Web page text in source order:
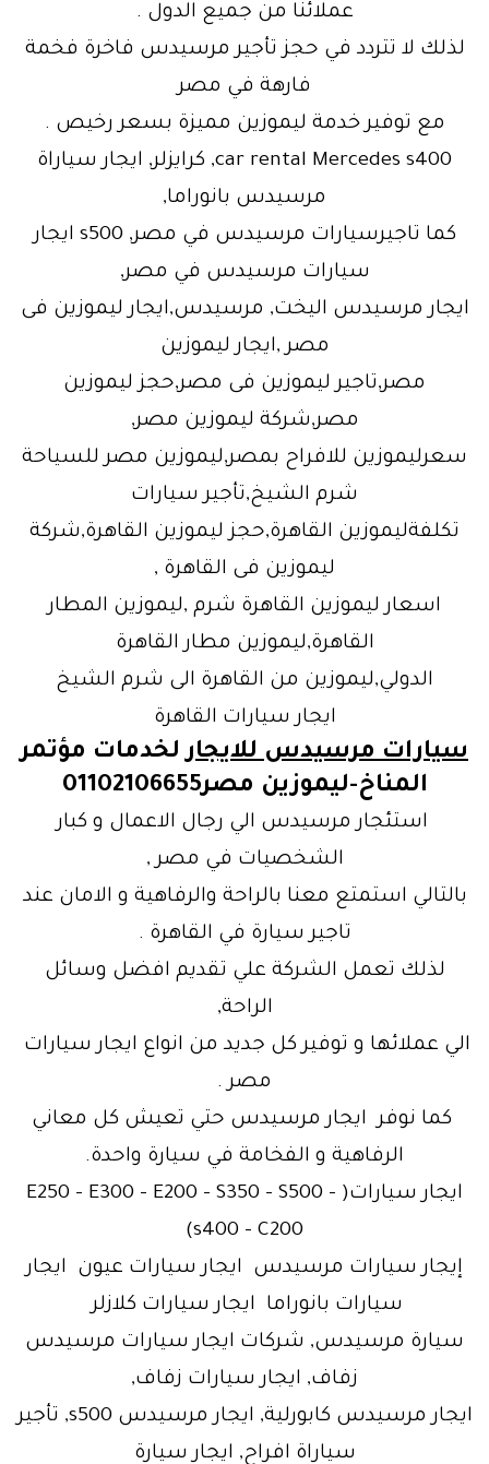
عملائنا من جميع الدول .
لذلك لا تتردد في حجز تأجير مرسيدس فاخرة فخمة
فارهة في مصر
مع توفير خدمة ليموزين مميزة بسعر رخيص .
car rental Mercedes s400, كرايزلر, ايجار سياراة
مرسيدس بانوراما,
كما تاجيرسيارات مرسيدس في مصر, s500 ايجار
سيارات مرسيدس في مصر,
ايجار مرسيدس اليخت, مرسيدس,ايجار ليموزين فى
مصر ,ايجار ليموزين
مصر,تاجير ليموزين فى مصر,حجز ليموزين
مصر,شركة ليموزين مصر,
سعرليموزين للافراح بمصر,ليموزين مصر للسياحة
شرم الشيخ,تأجير سيارات
تكلفةليموزين القاهرة,حجز ليموزين القاهرة,شركة
ليموزين فى القاهرة ,
اسعار ليموزين القاهرة شرم ,ليموزين المطار
القاهرة,ليموزين مطار القاهرة
الدولي,ليموزين من القاهرة الى شرم الشيخ
ايجار سيارات القاهرة
سيارات مرسيدس للايجارلخدمات مؤتمر
المناخ-ليموزين مصر01102106655
استئجار مرسيدس الي رجال الاعمال و كبار
الشخصيات في مصر ,
بالتالي استمتع معنا بالراحة والرفاهية و الامان عند
تاجير سيارة في القاهرة .
لذلك تعمل الشركة علي تقديم افضل وسائل
الراحة,
الي عملائها و توفير كل جديد من انواع ايجار سيارات
مصر .
كما نوفر ايجار مرسيدس حتي تعيش كل معاني
الرفاهية و الفخامة في سيارة واحدة.
ايجار سيارات( E250 – E300 – E200 – S350 – S500 –
s400 – C200)
إيجار سيارات مرسيدس ايجار سيارات عيون ايجار
سيارات بانوراما ايجار سيارات كلازلر
سيارة مرسيدس, شركات ايجار سيارات مرسيدس
زفاف, ايجار سيارات زفاف,
ايجار مرسيدس كابورلية, ايجار مرسيدس s500, تأجير
سياراة افراح, ايجار سيارة